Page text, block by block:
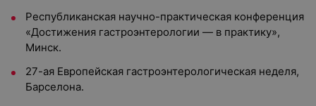
Республиканская научно-практическая конференция
«Достижения гастроэнтерологии — в практику»,
Минск.
27-ая Европейская гастроэнтерологическая неделя,
Барселона.